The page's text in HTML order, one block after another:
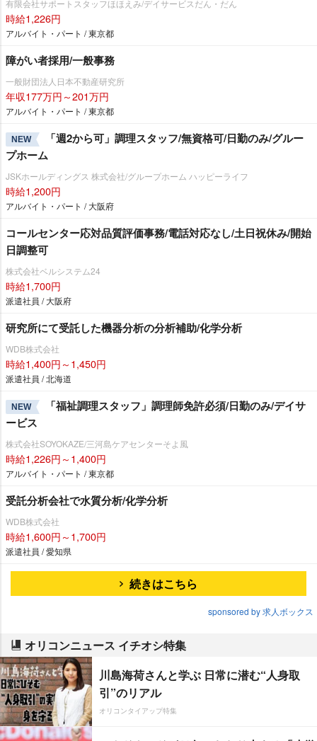
有限会社サポートスタッフほほえみ/デイサービスだん・だん
時給1,226円
アルバイト・パート / 東京都
障がい者採用/一般事務
一般財団法人日本不動産研究所
年収177万円～201万円
アルバイト・パート / 東京都
NEW
「週2から可」調理スタッフ/無資格可/日勤のみ/グルー
プホーム
JSKホールディングス 株式会社/グループホーム ハッピーライフ
時給1,200円
アルバイト・パート / 大阪府
コールセンター応対品質評価事務/電話対応なし/土日祝休み/開始
日調整可
株式会社ベルシステム24
時給1,700円
派遣社員 / 大阪府
研究所にて受託した機器分析の分析補助/化学分析
WDB株式会社
時給1,400円～1,450円
派遣社員 / 北海道
NEW
「福祉調理スタッフ」調理師免許必須/日勤のみ/デイサ
ービス
株式会社SOYOKAZE/三河島ケアセンターそよ風
時給1,226円～1,400円
アルバイト・パート / 東京都
受託分析会社で水質分析/化学分析
WDB株式会社
時給1,600円～1,700円
派遣社員 / 愛知県
続きはこちら
sponsored by 求人ボックス
オリコンニュース イチオシ特集
川島海荷さんと学ぶ 日常に潜む“人身取
引”のリアル
オリコンタイアップ特集